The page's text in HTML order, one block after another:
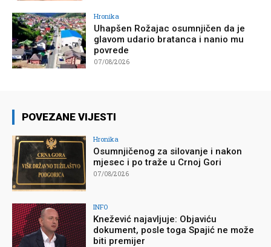
Hronika
Uhapšen Rožajac osumnjičen da je
glavom udario bratanca i nanio mu
povrede
07/08/2026
POVEZANE VIJESTI
Hronika
Osumnjičenog za silovanje i nakon
mjesec i po traže u Crnoj Gori
07/08/2026
INFO
Knežević najavljuje: Objaviću
dokument, posle toga Spajić ne može
biti premijer